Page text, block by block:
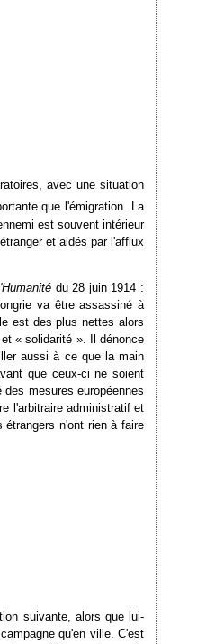
avec une situation
que l'émigration. La
est souvent intérieur
et aidés par l'afflux
du 28 juin 1914 :
va être assassiné à
est des plus nettes alors
« solidarité ». Il dénonce
aussi à ce que la main
que ceux-ci ne soient
mesures européennes
l'arbitraire administratif et
n'ont rien à faire
suivante, alors que lui-
qu'en ville. C'est